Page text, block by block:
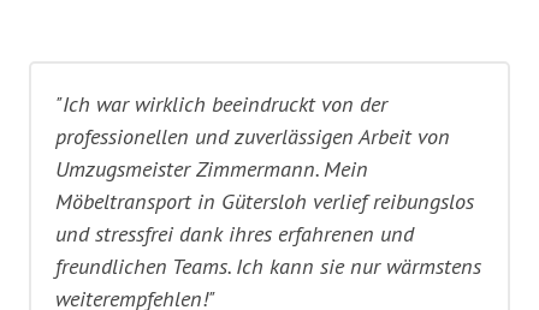
"Ich war wirklich beeindruckt von der
professionellen und zuverlässigen Arbeit von
Umzugsmeister Zimmermann. Mein
Möbeltransport in Gütersloh verlief reibungslos
und stressfrei dank ihres erfahrenen und
freundlichen Teams. Ich kann sie nur wärmstens
weiterempfehlen!"